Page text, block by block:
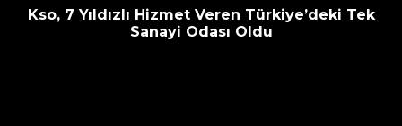
Kso, 7 Yıldızlı Hizmet Veren Türkiye’deki Tek
Sanayi Odası Oldu